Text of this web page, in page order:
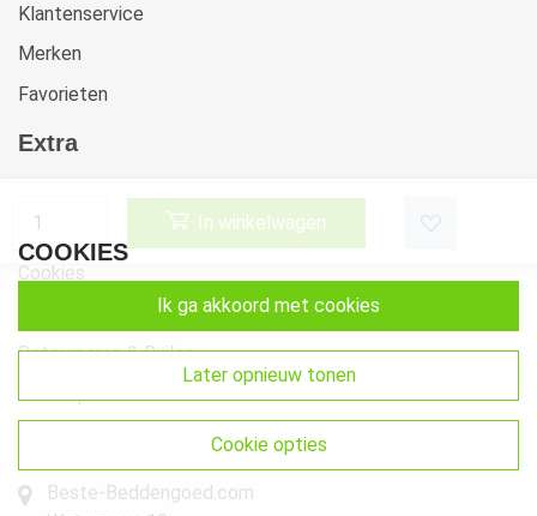
In winkelwagen
Klantenservice
Merken
Favorieten
Extra
Voorwaarden
Privacy
Cookies
Retourneren & Ruilen
Sitemap
Beste-Beddengoed.com
COOKIES
ik ga akkoord met cookies
later opnieuw tonen
cookie opties